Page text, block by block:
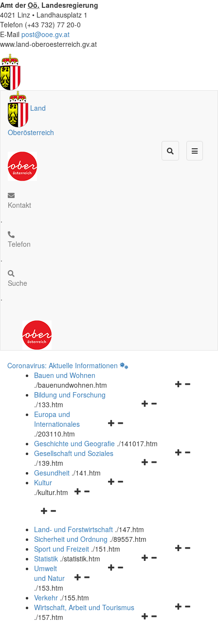
Amt derOö. Landesregierung
4021 Linz • Landhausplatz 1
Telefon (+43 732) 77 20-0
E-Mail post@ooe.gv.at
www.land-oberoesterreich.gv.at
Land
Oberösterreich
Kontakt
.
Telefon
.
Suche
.
Coronavirus: Aktuelle Informationen
Bauen und Wohnen
./bauenundwohnen.htm
Navigationsmenü
Bildung und Forschung
./133.htm
Navigationsmenü
und
schließen
Europa und
Internationales
./203110.htm
Geschichte und Geografie ./141017.htm
Navigationsmenü
Gesellschaft und Soziales
./139.htm
Navigationsmenü
Gesundheit ./141.htm
Navigationsmenü
Kultur
./kultur.htm
Navigationsmenü
und
schließen
Land- und Forstwirtschaft ./147.htm
Sicherheit und Ordnung ./89557.htm
Navigationsmenü
Sport und Freizeit ./151.htm
Navigationsmenü
Statistik ./statistik.htm
Navigationsmenü
und
schließen
Umwelt
und Natur
./153.htm
Verkehr ./155.htm
Navigationsmenü
Wirtschaft, Arbeit und Tourismus
./157.htm